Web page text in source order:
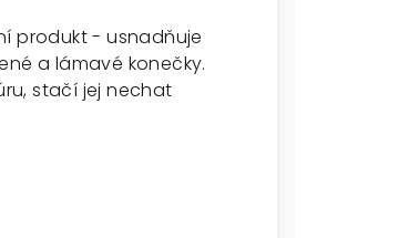
produkt - usnadňuje
a lámavé konečky.
stačí jej nechat